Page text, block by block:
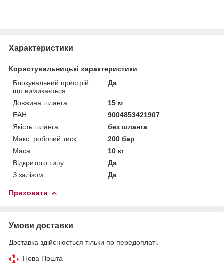
Характеристики
Користувальницькі характеристики
Блокувальний пристрій,
що вимикається
Да
Довжина шланга
15 м
ЕАН
9004853421907
Якість шланга
без шланга
Макс. робочий тиск
200 бар
Маса
10 кг
Відкритого типу
Да
З залізом
Да
Приховати
Умови доставки
Доставка здійснюється тільки по передоплаті.
Нова Пошта